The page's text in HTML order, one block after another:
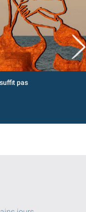
pas